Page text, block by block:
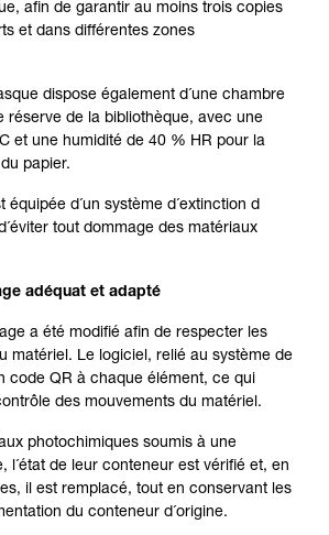
afin de garantir au moins trois copies
et dans différentes zones
dispose également d´une chambre
réserve de la bibliothèque, avec une
et une humidité de 40 % HR pour la
papier.
d´un système d´extinction d
tout dommage des matériaux
adéquat et adapté
a été modifié afin de respecter les
matériel. Le logiciel, relié au système de
code QR à chaque élément, ce qui
des mouvements du matériel.
photochimiques soumis à une
l´état de leur conteneur est vérifié et, en
il est remplacé, tout en conservant les
du conteneur d´origine.